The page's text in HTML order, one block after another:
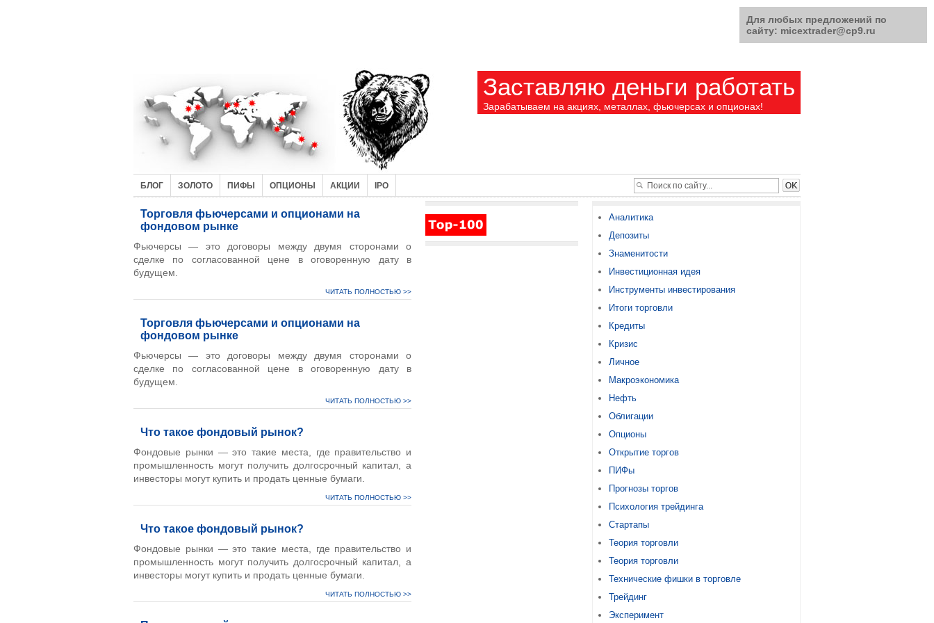
Заставляю деньги работать
Зарабатываем на акциях, металлах, фьючерсах и опционах!
БЛОГ ЗОЛОТО ПИФЫ ОПЦИОНЫ АКЦИИ IPO
Торговля фьючерсами и опционами на
фондовом рынке
Фьючерсы — это договоры между двумя сторонами о
сделке по согласованной цене в оговоренную дату в
будущем.
ЧИТАТЬ ПОЛНОСТЬЮ >>
Торговля фьючерсами и опционами на
фондовом рынке
Фьючерсы — это договоры между двумя сторонами о
сделке по согласованной цене в оговоренную дату в
будущем.
ЧИТАТЬ ПОЛНОСТЬЮ >>
Что такое фондовый рынок?
Фондовые рынки — это такие места, где правительство и
промышленность могут получить долгосрочный капитал, а
инвесторы могут купить и продать ценные бумаги.
ЧИТАТЬ ПОЛНОСТЬЮ >>
Что такое фондовый рынок?
Фондовые рынки — это такие места, где правительство и
промышленность могут получить долгосрочный капитал, а
инвесторы могут купить и продать ценные бумаги.
ЧИТАТЬ ПОЛНОСТЬЮ >>
Аналитика
Депозиты
Знаменитости
Инвестиционная идея
Инструменты инвестирования
Итоги торговли
Кредиты
Кризис
Личное
Макроэкономика
Нефть
Облигации
Опционы
Открытие торгов
ПИФы
Прогнозы торгов
Психология трейдинга
Стартапы
Теория торговли
Теория торговли
Технические фишки в торговле
Трейдинг
Эксперимент
Для любых предложений по
сайту: micextrader@cp9.ru